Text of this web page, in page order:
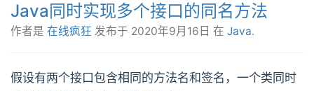
Java同时实现多个接口的同名方法
作者是 在线疯狂 发布于 2020年9月16日 在 Java.
假设有两个接口包含相同的方法名和签名，一个类同时